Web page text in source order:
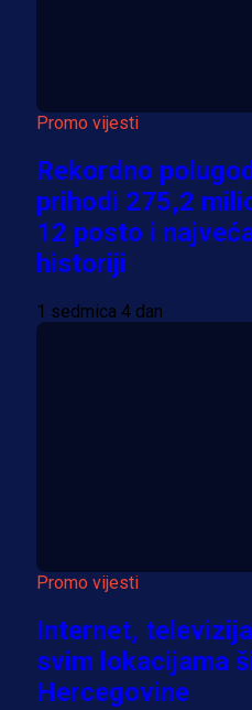
Promo vijesti
Rekordno
prihodi 275,2
12 posto i
historiji
1 sedmica 4 dan
Promo vijesti
Internet,
svim lokacijama
Hercegovine